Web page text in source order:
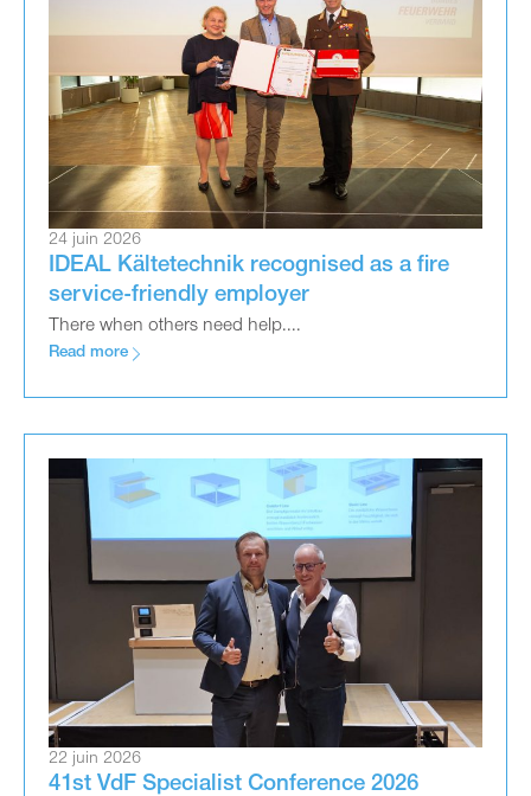
24 juin 2026
IDEAL Kältetechnik recognised as a fire
service-friendly employer
There when others need help....
Read more
22 juin 2026
41st VdF Specialist Conference 2026